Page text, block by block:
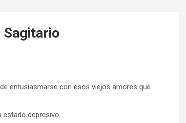
Sagitario
entusiasmarse con esos viejos amores que
estado depresivo.